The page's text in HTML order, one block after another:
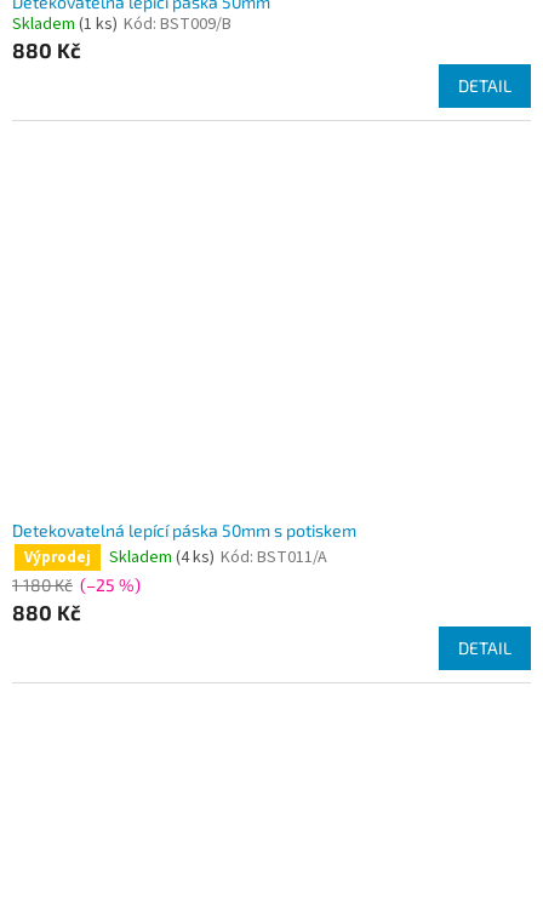
Skladem (1 ks) Kód: BST009/B
880 Kč
DETAIL
Detekovatelná lepící páska 50mm s potiskem
Výprodej Skladem (4 ks) Kód: BST011/A
1 180 Kč (–25 %)
880 Kč
DETAIL